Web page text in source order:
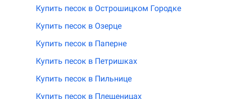
Купить песок в Острошицком Городке
Купить песок в Озерце
Купить песок в Паперне
Купить песок в Петришках
Купить песок в Пильнице
Купить песок в Плещеницах